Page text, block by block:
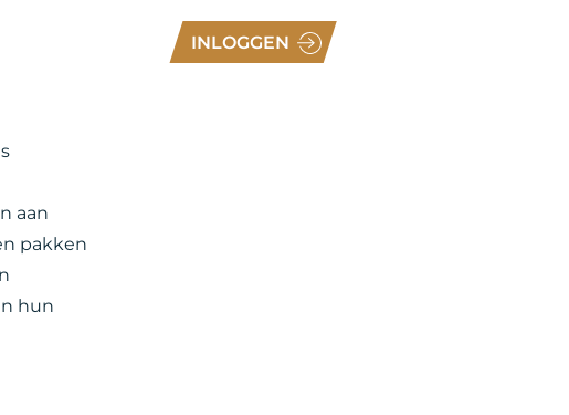
aan
pakken
hun
INLOGGEN